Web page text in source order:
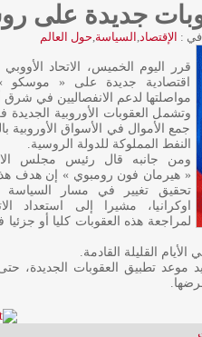
جديدة على
: الإقتصاد, السياسة,حول العالم
قرر اليوم الخميس، الاتحاد
اقتصادية جديدة على « موسكو
مواصلتها لدعم الانفصاليين في شرق
وتشمل العقوبات الأوروبية
جمع الأموال في الأسواق الأوروبية
النفط المملوكة للدولة الروسية.
ومن جانبه قال رئيس مجلس
« هيرمان فون رومبوي » إن هدف
تحقيق تغيير في مسار السياسة
اوكرانيا، مشيرا إلى استعداد
لمراجعة هذه العقوبات كليا أو
القليلة القادمة.
موعد تطبيق العقوبات الجديدة،